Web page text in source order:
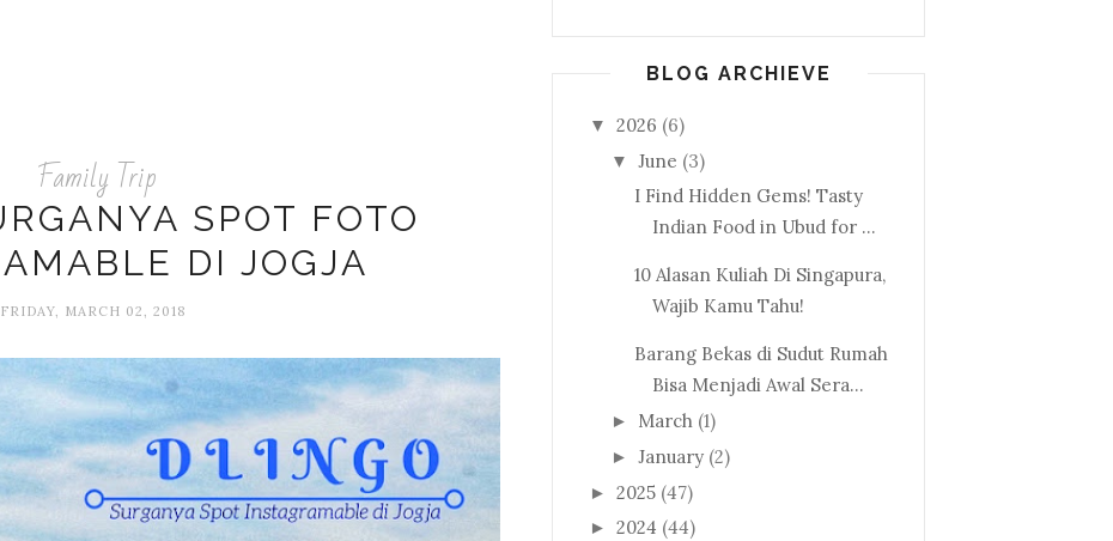
Family Trip
SPOT FOTO
DI JOGJA
FRIDAY, MARCH 02, 2018
BLOG ARCHIEVE
▼ 2026 (6)
▼ June (3)
I Find Hidden Gems! Tasty
Indian Food in Ubud for ...
10 Alasan Kuliah Di Singapura,
Wajib Kamu Tahu!
Barang Bekas di Sudut Rumah
Bisa Menjadi Awal Sera...
► March (1)
► January (2)
► 2025 (47)
► 2024 (44)